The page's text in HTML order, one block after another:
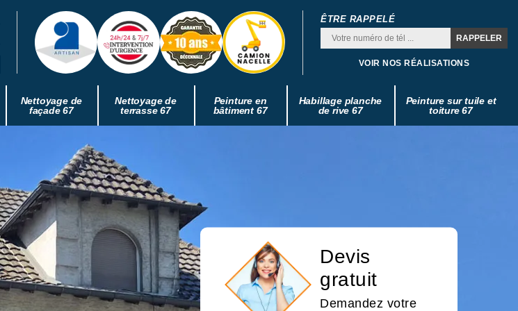
ÊTRE RAPPELÉ
VOIR NOS RÉALISATIONS
Nettoyage de
façade 67
Nettoyage de
terrasse 67
Peinture en
bâtiment 67
Habillage planche
de rive 67
Peinture sur tuile et
toiture 67
Devis
gratuit
Demandez votre